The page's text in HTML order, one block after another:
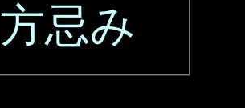
方忌み